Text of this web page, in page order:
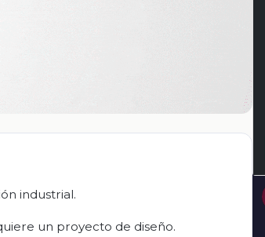
industrial.
un proyecto de diseño.